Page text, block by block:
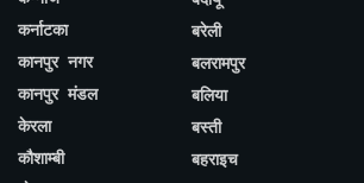
कर्नाटका
कानपुर नगर
कानपुर मंडल
केरला
कौशाम्बी
बरेली
बलरामपुर
बलिया
बस्ती
बहराइच